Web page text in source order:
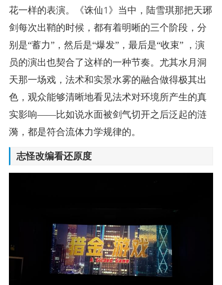
花一样的表演。《诛仙1》当中，陆雪琪那把天琊
剑每次出鞘的时候，都有着明晰的三个阶段，分
别是“蓄力”，然后是“爆发”，最后是“收束” ，演
员的演出也契合了这样的一种节奏。尤其水月洞
天那一场戏，法术和实景水雾的融合做得极其出
色，观众能够清晰地看见法术对环境所产生的真
实影响——比如说水面被剑气切开之后泛起的涟
漪，都是符合流体力学规律的。
志怪改编看还原度